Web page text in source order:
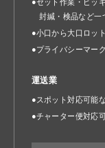
●セット作業・ピッ
封緘・検品など一
●小口から大口ロッ
●プライバシーマー
運送業
●スポット対応可能
●チャーター便対応